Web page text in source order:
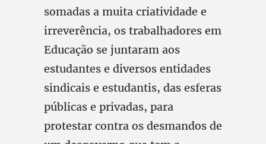
somadas a muita criatividade e
irreverência, os trabalhadores em
Educação se juntaram aos
estudantes e diversos entidades
sindicais e estudantis, das esferas
públicas e privadas, para
protestar contra os desmandos de